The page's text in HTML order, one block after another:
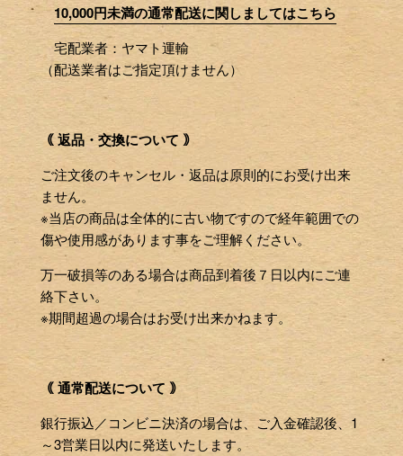
10,000円未満の通常配送に関しましてはこちら
宅配業者：ヤマト運輸
（配送業者はご指定頂けません）
｟ 返品・交換について ｠
ご注文後のキャンセル・返品は原則的にお受け出来
ません。
※当店の商品は全体的に古い物ですので経年範囲での
傷や使用感があります事をご理解ください。
万一破損等のある場合は商品到着後７日以内にご連
絡下さい。
※期間超過の場合はお受け出来かねます。
｟ 通常配送について ｠
銀行振込／コンビニ決済の場合は、ご入金確認後、1
～3営業日以内に発送いたします。